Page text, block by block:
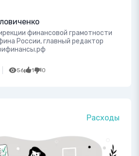
финансовой грамотности
России, главный редактор
56 1 0
Расходы